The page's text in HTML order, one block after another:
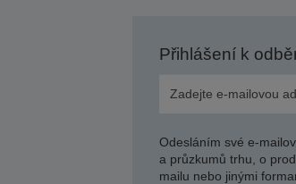
Přihlášení k
Odesláním své e-
a průzkumů trhu, o
mailu nebo jinými